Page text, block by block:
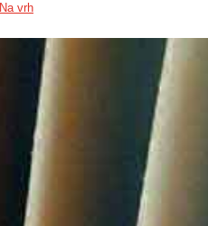
Na vrh